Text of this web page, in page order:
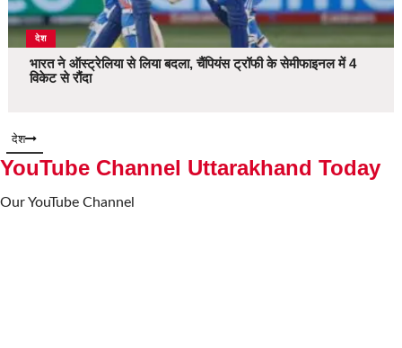
देश
भारत ने ऑस्ट्रेलिया से लिया बदला, चैंपियंस ट्रॉफी के सेमीफाइनल में 4
विकेट से रौंदा
देश
YouTube Channel Uttarakhand Today
Our YouTube Channel